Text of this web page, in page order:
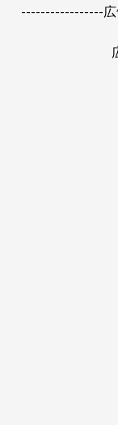
-----------------広